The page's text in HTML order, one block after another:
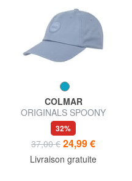
COLMAR
ORIGINALS SPOONY
Chapeau
32%
37,00 € 24,99 €
Livraison gratuite